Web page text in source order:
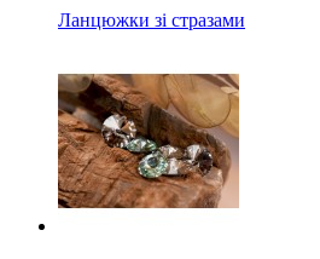
Ланцюжки зі стразами